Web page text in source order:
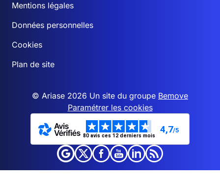
Mentions légales
Données personnelles
Cookies
Plan de site
© Ariase 2026 Un site du groupe Bemove
Paramétrer les cookies
80 avis ces 12 derniers mois
4,7/5